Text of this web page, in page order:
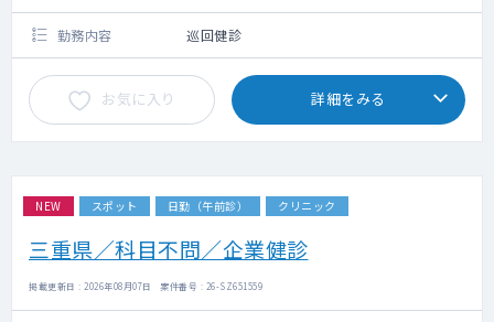
勤務内容 巡回健診
お気に入り 詳細をみる
NEW スポット 日勤（午前診） クリニック
三重県／科目不問／企業健診
掲載更新日 : 2026年08月07日 案件番号 : 26-SZ651559